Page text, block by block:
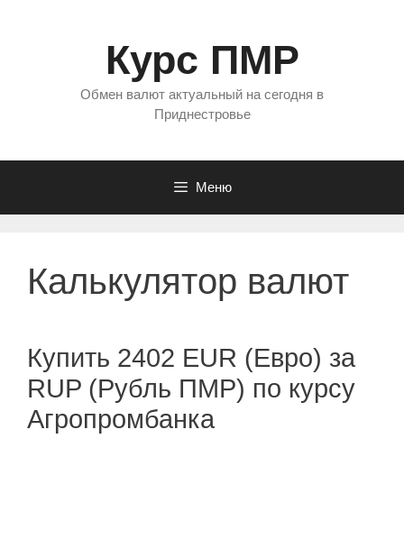
Курс ПМР
Обмен валют актуальный на сегодня в
Приднестровье
Меню
Калькулятор валют
Купить 2402 EUR (Евро) за
RUP (Рубль ПМР) по курсу
Агропромбанка